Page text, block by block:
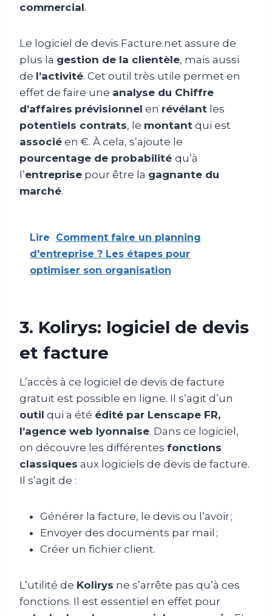
commercial.
Le logiciel de devis Facture.net assure de
plus la gestion de la clientèle, mais aussi
de l’activité. Cet outil très utile permet en
effet de faire une analyse du Chiffre
d’affaires prévisionnel en révélant les
potentiels contrats, le montant qui est
associé en €. À cela, s’ajoute le
pourcentage de probabilité qu’à
l’entreprise pour être la gagnante du
marché.
Lire
Comment faire un planning
d'entreprise ? Les étapes pour
optimiser son organisation
3. Kolirys: logiciel de devis
et facture
L’accès à ce logiciel de devis de facture
gratuit est possible en ligne. Il s’agit d’un
outil qui a été édité par Lenscape FR,
l’agence web lyonnaise. Dans ce logiciel,
on découvre les différentes fonctions
classiques aux logiciels de devis de facture.
Il s’agit de :
Générer la facture, le devis ou l’avoir ;
Envoyer des documents par mail ;
Créer un fichier client.
L’utilité de Kolirys ne s’arrête pas qu’à ces
fonctions. Il est essentiel en effet pour